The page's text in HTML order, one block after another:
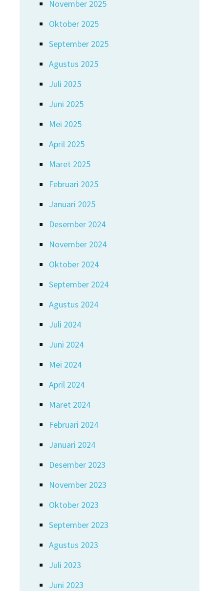
November 2025
Oktober 2025
September 2025
Agustus 2025
Juli 2025
Juni 2025
Mei 2025
April 2025
Maret 2025
Februari 2025
Januari 2025
Desember 2024
November 2024
Oktober 2024
September 2024
Agustus 2024
Juli 2024
Juni 2024
Mei 2024
April 2024
Maret 2024
Februari 2024
Januari 2024
Desember 2023
November 2023
Oktober 2023
September 2023
Agustus 2023
Juli 2023
Juni 2023